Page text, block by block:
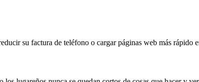
su factura de teléfono o cargar páginas web más